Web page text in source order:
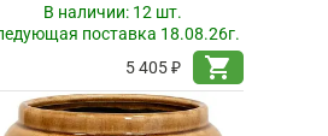
В наличии: 12 шт.
поставка 18.08.26г.
5 405 ₽
shopping_cart